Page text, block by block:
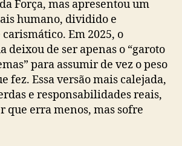
Força, mas apresentou um
humano, dividido e
Em 2025, o
deixou de ser apenas o “garoto
para assumir de vez o peso
fez. Essa versão mais calejada,
e responsabilidades reais,
que erra menos, mas sofre